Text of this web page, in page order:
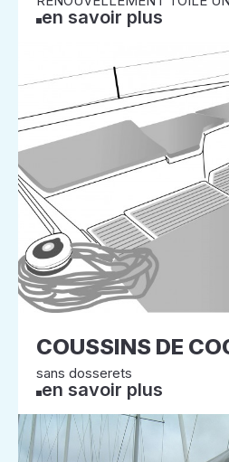
en savoir plus
COUSSINS DE
sans dosserets
en savoir plus